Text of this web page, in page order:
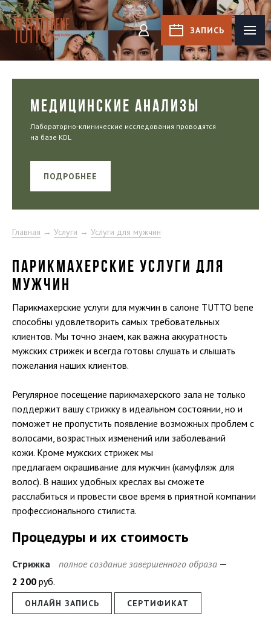
Tutto Bene
КАБИНЕТЗАПИСЬ
МЕДИЦИНСКИЕ АНАЛИЗЫ
Лабораторно-клинические исследования проводятся
на базе KDL
ПОДРОБНЕЕ
Главная → Услуги → Услуги для мужчин
ПАРИКМАХЕРСКИЕ УСЛУГИ ДЛЯ
МУЖЧИН
Парикмахерские услуги для мужчин в салоне TUTTO bene
способны удовлетворить самых требовательных
клиентов. Мы точно знаем, как важна аккуратность
мужских стрижек и всегда готовы слушать и слышать
пожелания наших клиентов.
Регулярное посещение парикмахерского зала не только
поддержит вашу стрижку в идеальном состоянии, но и
поможет не пропустить появление возможных проблем с
волосами, возрастных изменений или заболеваний
кожи. Кроме мужских стрижек мы
предлагаем окрашивание для мужчин (камуфляж для
волос). В наших удобных креслах вы сможете
расслабиться и провести свое время в приятной компании
профессионального стилиста.
Процедуры и их стоимость
Стрижка
полное создание завершенного образа
2 200 руб.
ОНЛАЙН ЗАПИСЬ СЕРТИФИКАТ